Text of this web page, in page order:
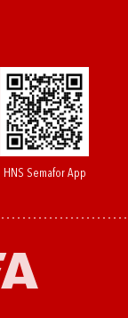
HNS Semafor App